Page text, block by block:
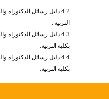
4.2 دليل رسائل الدكتوراه
التربية .
4.3 دليل رسائل الدكتوراه
بكلية التربية.
4.4 دليل رسائل الدكتوراه
بكلية التربية.